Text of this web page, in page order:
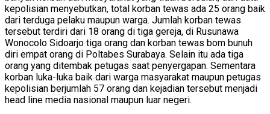
kepolisian menyebutkan, total korban tewas ada 25 orang baik
dari terduga pelaku maupun warga. Jumlah korban tewas
tersebut terdiri dari 18 orang di tiga gereja, di Rusunawa
Wonocolo Sidoarjo tiga orang dan korban tewas bom bunuh
diri empat orang di Poltabes Surabaya. Selain itu ada tiga
orang yang ditembak petugas saat penyergapan. Sementara
korban luka-luka baik dari warga masyarakat maupun petugas
kepolisian berjumlah 57 orang dan kejadian tersebut menjadi
head line media nasional maupun luar negeri.